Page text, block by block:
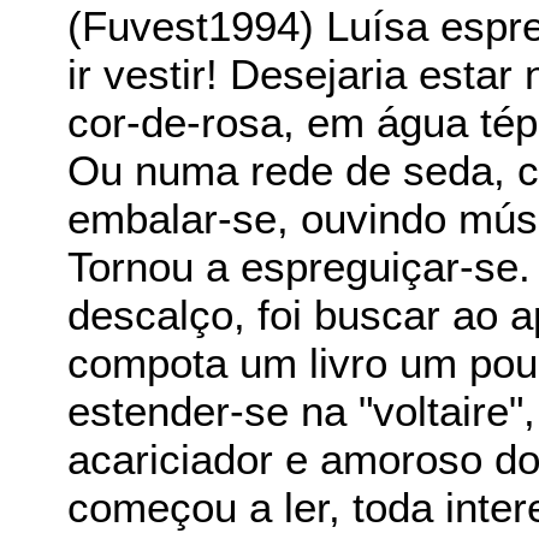
(Fuvest1994) Luísa
ir vestir! Desejaria estar
cor-de-rosa, em água
Ou numa rede de seda,
embalar-se, ouvindo
Tornou a espreguiçar-
descalço, foi buscar ao
compota um livro um
estender-se na
acariciador e amoroso
começou a ler, toda